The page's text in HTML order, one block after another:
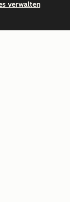
verwalten